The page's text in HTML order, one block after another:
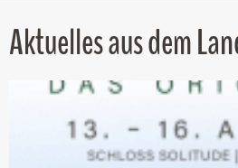
Aktuelles aus dem